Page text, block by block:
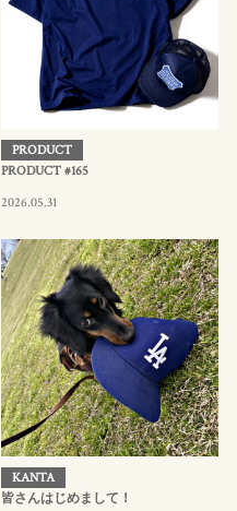
PRODUCT
PRODUCT #165
2026.05.31
KANTA
皆さんはじめまして！